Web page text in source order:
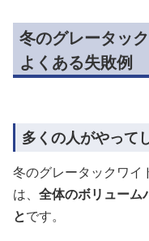
冬のグレータッ
よくある失敗例
多くの人がやって
冬のグレータックワイ
は、 全体のボリューム
とです。